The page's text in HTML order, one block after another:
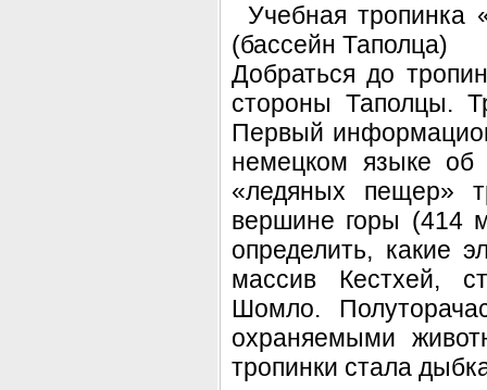
Учебная тропинка
(бассейн Таполца)
Добраться до
стороны Таполцы.
Первый
немецком языке
«ледяных пещер»
вершине горы (414
определить, какие
массив Кестхей,
Шомло.
охраняемыми
тропинки стала